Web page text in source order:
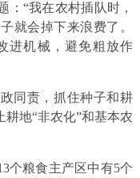
：“我在农村插队时，
就会掉下来浪费了。
进机械，避免粗放作
同责，抓住种子和耕
地“非农化”和基本农
个粮食主产区中有5个